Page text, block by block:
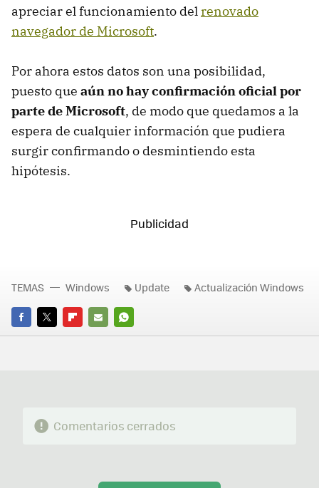
apreciar el funcionamiento delrenovado
navegador de Microsoft.
Por ahora estos datos son una posibilidad,
puesto que aún no hay confirmación oficial por
parte de Microsoft, de modo que quedamos a la
espera de cualquier información que pudiera
surgir confirmando o desmintiendo esta
hipótesis.
FACEBOOK
TWITTERFLIPBOARD
E-
WHATSAPP
TEMAS Windows Update Actualización Windows
Comentarios cerrados